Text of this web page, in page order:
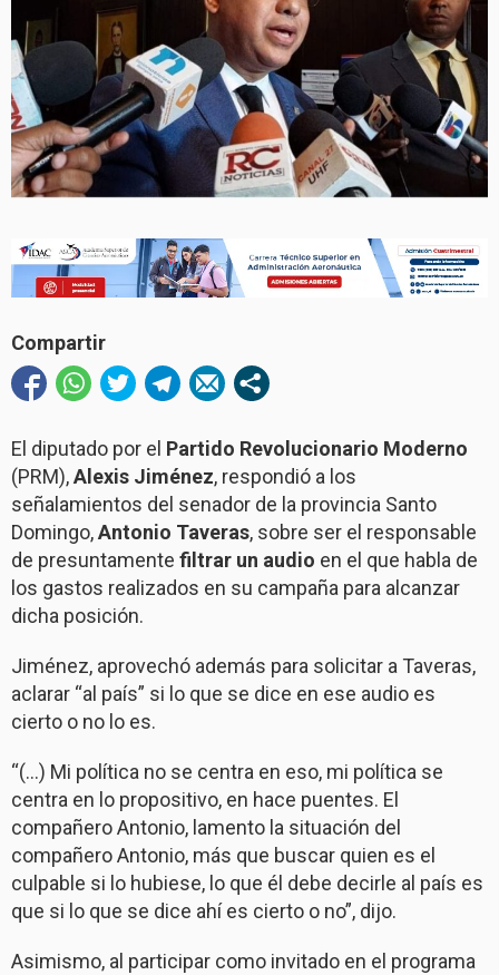
Compartir
El diputado por el Partido Revolucionario Moderno
(PRM),Alexis Jiménez, respondió a los
señalamientos del senador de la provincia Santo
Domingo,Antonio Taveras, sobre ser el responsable
de presuntamente filtrar un audio en el que habla de
los gastos realizados en su campaña para alcanzar
dicha posición.
Jiménez, aprovechó además para solicitar a Taveras,
aclarar “al país” si lo que se dice en ese audio es
cierto o no lo es.
“(…) Mi política no se centra en eso, mi política se
centra en lo propositivo, en hace puentes. El
compañero Antonio, lamento la situación del
compañero Antonio, más que buscar quien es el
culpable si lo hubiese, lo que él debe decirle al país es
que si lo que se dice ahí es cierto o no”, dijo.
Asimismo, al participar como invitado en el programa